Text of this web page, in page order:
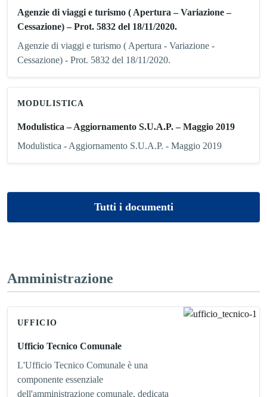
Agenzie di viaggi e turismo ( Apertura – Variazione –
Cessazione) – Prot. 5832 del 18/11/2020.
Agenzie di viaggi e turismo ( Apertura - Variazione -
Cessazione) - Prot. 5832 del 18/11/2020.
MODULISTICA
Modulistica – Aggiornamento S.U.A.P. – Maggio 2019
Modulistica - Aggiornamento S.U.A.P. - Maggio 2019
Tutti i documenti
Amministrazione
UFFICIO
Ufficio Tecnico Comunale
L'Ufficio Tecnico Comunale è una
componente essenziale
dell'amministrazione comunale, dedicata